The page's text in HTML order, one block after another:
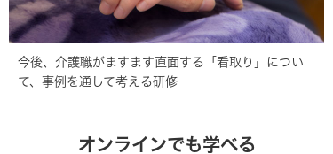
今後、介護職がますます直面する「看取り」につい
て、事例を通して考える研修
オンラインでも学べる